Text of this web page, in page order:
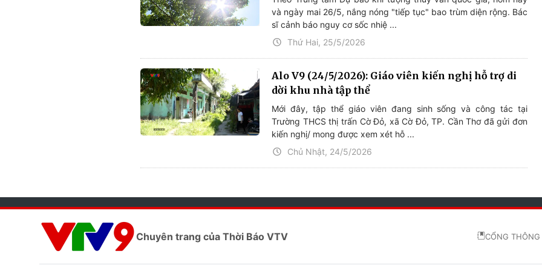
và ngày mai 26/5, nắng nóng "tiếp tục" bao trùm diện rộng. Bác
sĩ cảnh báo nguy cơ sốc nhiệ ...
Thứ Hai, 25/5/2026
Alo V9 (24/5/2026): Giáo viên kiến nghị hỗ trợ di
dời khu nhà tập thể
Mới đây, tập thể giáo viên đang sinh sống và công tác tại
Trường THCS thị trấn Cờ Đỏ, xã Cờ Đỏ, TP. Cần Thơ đã gửi đơn
kiến nghị/ mong được xem xét hỗ ...
Chủ Nhật, 24/5/2026
Chuyên trang của Thời Báo VTV CỔNG